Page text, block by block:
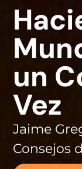
un
Vez
Jaime
Consejos